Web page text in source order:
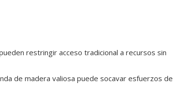
restringir acceso tradicional a recursos sin
de madera valiosa puede socavar esfuerzos de